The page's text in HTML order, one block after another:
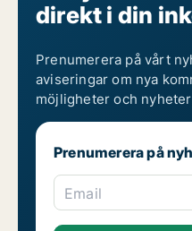
direkt i din
Prenumerera på vårt
aviseringar om nya
möjligheter och
Prenumerera på
Email